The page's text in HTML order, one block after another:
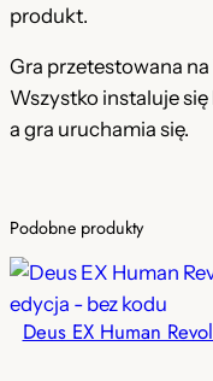
produkt.
Gra przetestowana
Wszystko instaluje
a gra uruchamia się.
Podobne produkty
Deus EX Human